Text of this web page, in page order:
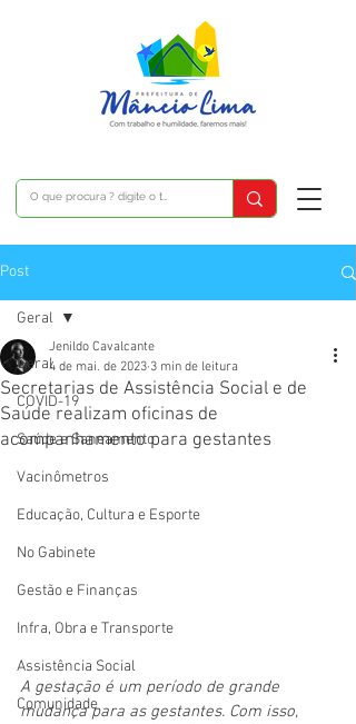
Post
Geral
COVID-19
Saúde e Saneamento
Vacinômetros
Educação, Cultura e Esporte
No Gabinete
Gestão e Finanças
Infra, Obra e Transporte
Assistência Social
Comunidade
Geral
Secretarias de Assistência Social e de
Saúde realizam oficinas de
acompanhamento para gestantes
Jenildo Cavalcante
4 de mai. de 2023 3 min de leitura
A gestação é um período de grande
mudança para as gestantes. Com isso,